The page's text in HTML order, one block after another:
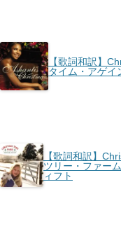
【歌詞和訳】
タイム・アゲイ
【歌詞和訳】
ツリー・ファー
ィフト